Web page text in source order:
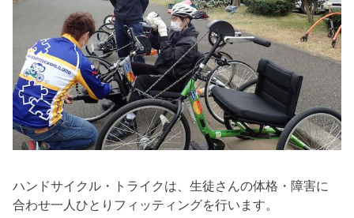
ハンドサイクル・トライクは、生徒さんの体格・障害に
合わせ一人ひとりフィッティングを行います。